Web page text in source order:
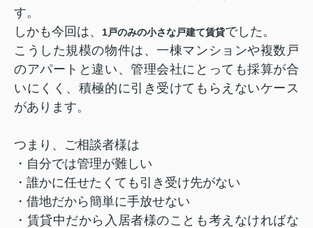
す。
しかも今回は、
1戸のみの小さな戸建て賃貸でした。
こうした規模の物件は、一棟マンションや複数戸
のアパートと違い、管理会社にとっても採算が合
いにくく、積極的に引き受けてもらえないケース
があります。
つまり、ご相談者様は
・自分では管理が難しい
・誰かに任せたくても引き受け先がない
・借地だから簡単に手放せない
・賃貸中だから入居者様のことも考えなければな